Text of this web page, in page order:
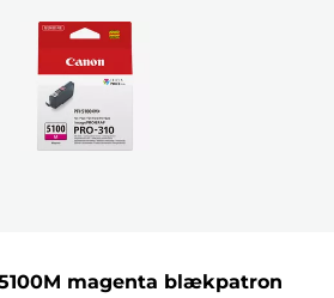
magenta blækpatron